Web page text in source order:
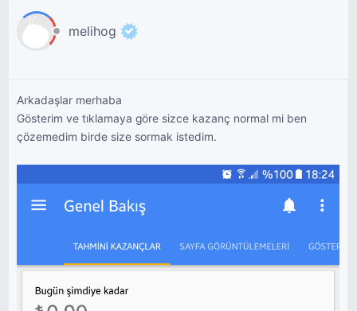
melihog
Arkadaşlar merhaba
Gösterim ve tıklamaya göre sizce kazanç normal mi ben
çözemedim birde size sormak istedim.